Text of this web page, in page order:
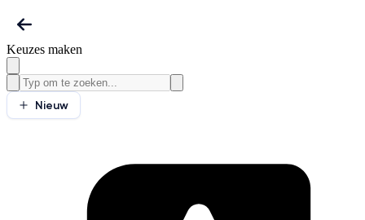
Keuzes maken
Nieuw